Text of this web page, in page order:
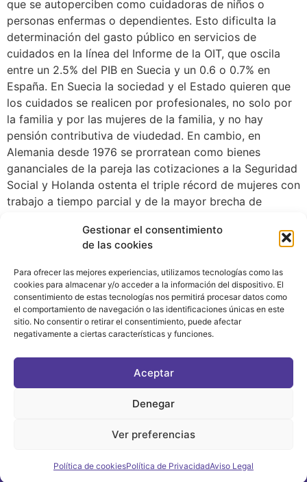
Gestionar el consentimiento
de las cookies
Para ofrecer las mejores experiencias, utilizamos tecnologías como las
cookies para almacenar y/o acceder a la información del dispositivo. El
consentimiento de estas tecnologías nos permitirá procesar datos como
el comportamiento de navegación o las identificaciones únicas en este
sitio. No consentir o retirar el consentimiento, puede afectar
negativamente a ciertas características y funciones.
Aceptar
Denegar
Ver preferencias
Política de cookiesPolítica de PrivacidadAviso Legal
que se autoperciben como cuidadoras de niños o
personas enfermas o dependientes. Esto dificulta la
determinación del gasto público en servicios de
cuidados en la línea del Informe de la OIT, que oscila
entre un 2.5% del PIB en Suecia y un 0.6 o 0.7% en
España. En Suecia la sociedad y el Estado quieren que
los cuidados se realicen por profesionales, no solo por
la familia y por las mujeres de la familia, y no hay
pensión contributiva de viudedad. En cambio, en
Alemania desde 1976 se prorratean como bienes
gananciales de la pareja las cotizaciones a la Seguridad
Social y Holanda ostenta el triple récord de mujeres con
trabajo a tiempo parcial y de la mayor brecha de
ASOCIATE AL FÓRUM
C/ BRAVO MURILLO, 4 DESPACHO 5. 28015 MADRID